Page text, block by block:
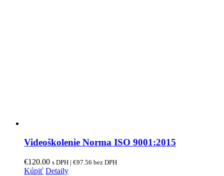
Videoškolenie Norma ISO 9001:2015
€120.00 s DPH | €97.56 bez DPH
Kúpiť Detaily